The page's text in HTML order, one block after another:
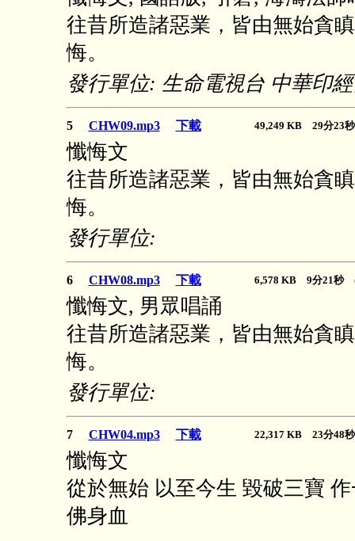
往昔所造諸惡業，皆由無始貪
悔。
發行單位: 生命電視台 中華印
5 CHW09.mp3 下載 49,249 KB 29分23
懺悔文
往昔所造諸惡業，皆由無始貪
悔。
發行單位:
6 CHW08.mp3 下載 6,578 KB 9分21秒
懺悔文, 男眾唱誦
往昔所造諸惡業，皆由無始貪
悔。
發行單位:
7 CHW04.mp3 下載 22,317 KB 23分48
懺悔文
從於無始 以至今生 毀破三寶
佛身血